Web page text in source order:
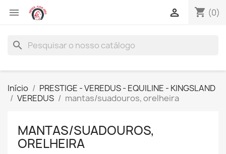
 shopping_cart (0)

search
Início
PRESTIGE - VEREDUS - EQUILINE - KINGSLAND
VEREDUS
mantas/suadouros, orelheira
MANTAS/SUADOUROS,
ORELHEIRA